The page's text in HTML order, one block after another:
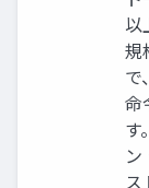
以
規
で
命
す
ス